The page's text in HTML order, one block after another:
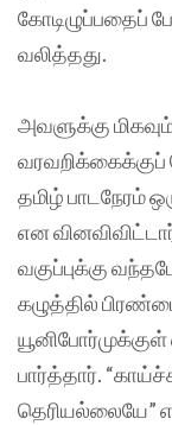
கோடிழுப்பதைப்
வலித்தது.
அவளுக்கு
வரவறிக்கைக்குப்
தமிழ் பாடநேரம்
என
வகுப்புக்கு
கழுத்தில்
பார்த்தார்.
தெரியல்லையே”